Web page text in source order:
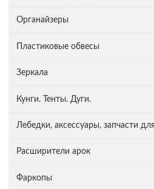
Органайзеры
Пластиковые обвесы
Зеркала
Кунги. Тенты. Дуги.
Лебедки, аксессуары, запчасти
Расширители арок
Фаркопы